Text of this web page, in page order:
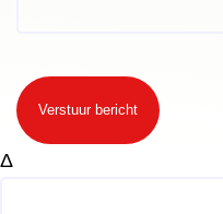
Verstuur bericht
Δ